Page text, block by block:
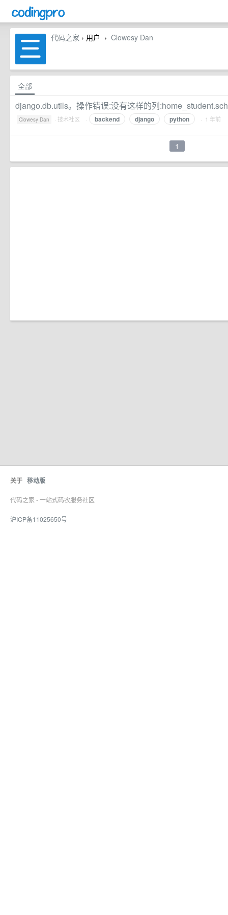
代码之家 › 用户 › Clowesy Dan
全部
django.db.utils。操作错误:没有这样的列
Clowesy Dan · 技术社区 · backend django python · 1 年前
1
关于 移动版
代码之家 - 一站式码农服务社区
沪ICP备11025650号